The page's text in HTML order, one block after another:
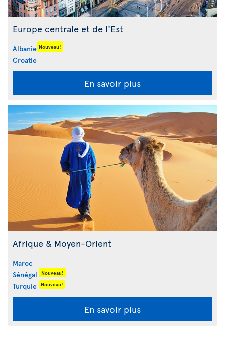
Europe centrale et de l'Est
Albanie Nouveau!
Croatie
En savoir plus
Afrique & Moyen-Orient
Maroc
Sénégal
Nouveau!
Turquie Nouveau!
En savoir plus